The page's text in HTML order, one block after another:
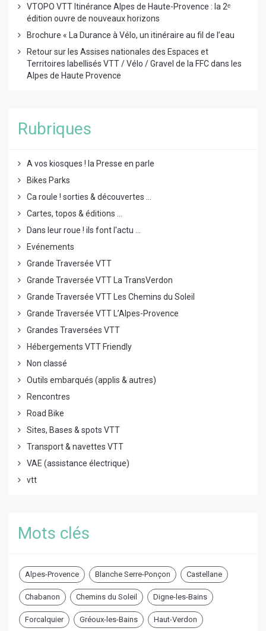
VTOPO VTT Itinérance Alpes de Haute-Provence : la 2ᵉ
édition ouvre de nouveaux horizons
Brochure « La Durance à Vélo, un itinéraire au fil de l’eau
Retour sur les Assises nationales des Espaces et
Territoires labellisés VTT / Vélo / Gravel de la FFC dans les
Alpes de Haute Provence
Rubriques
A vos kiosques ! la Presse en parle
Bikes Parks
Ca roule ! sorties & découvertes ...
Cartes, topos & éditions ...
Dans leur roue ! ils font l'actu ...
Evénements
Grande Traversée VTT
Grande Traversée VTT La TransVerdon
Grande Traversée VTT Les Chemins du Soleil
Grande Traversée VTT L’Alpes-Provence
Grandes Traversées VTT
Hébergements VTT Friendly
Non classé
Outils embarqués (applis & autres)
Rencontres
Road Bike
Sites, Bases & spots VTT
Transport & navettes VTT
VAE (assistance électrique)
vtt
Mots clés
Alpes-Provence Blanche Serre-Ponçon Castellane
Chabanon Chemins du Soleil Digne-les-Bains
Forcalquier Gréoux-les-Bains Haut-Verdon